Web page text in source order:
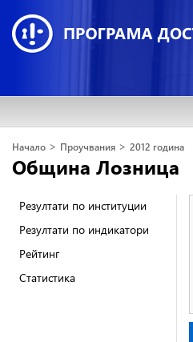
Начало > Проучвания > 2012 година
Община Лозница
Резултати по институции
Резултати по индикатори
Рейтинг
Статистика